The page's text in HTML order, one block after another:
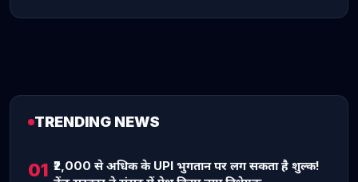
TRENDING NEWS
01 ₹2,000 से अधिक के UPI भुगतान पर लग सकता है शुल्क!